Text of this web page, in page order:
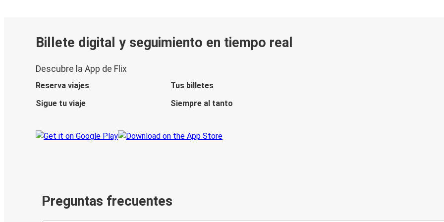
Billete digital y seguimiento en tiempo real
Descubre la App de Flix
Reserva viajes
Tus billetes
Sigue tu viaje
Siempre al tanto
Preguntas frecuentes